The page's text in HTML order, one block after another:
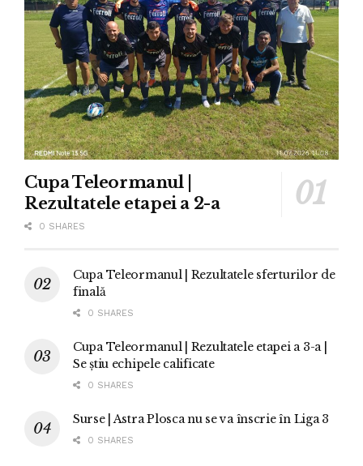
Cupa Teleormanul |
Rezultatele etapei a 2-a
0 SHARES
Cupa Teleormanul | Rezultatele sferturilor de
finală
0 SHARES
Cupa Teleormanul | Rezultatele etapei a 3-a |
Se știu echipele calificate
0 SHARES
Surse | Astra Plosca nu se va înscrie în Liga 3
0 SHARES